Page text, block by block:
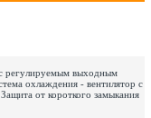
регулируемым выходным
охлаждения - вентилятор с
от короткого замыкания